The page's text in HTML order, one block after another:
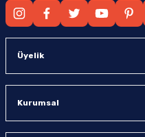
Üyelik
Kurumsal